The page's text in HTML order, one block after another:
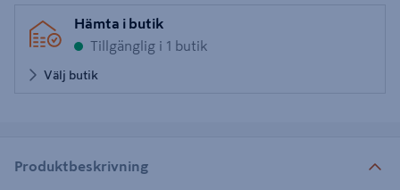
Hämta i butik
Tillgänglig i 1 butik
Välj butik
Produktbeskrivning